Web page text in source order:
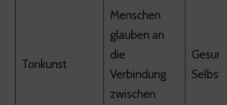
Tonkunst
Menschen
glauben an
die
Verbindung
zwischen